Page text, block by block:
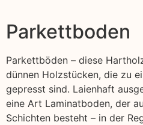
Parkettboden
Parkettböden – diese
dünnen Holzstücken, die zu
gepresst sind. Laienhaft
eine Art Laminatboden, der
Schichten besteht – in der